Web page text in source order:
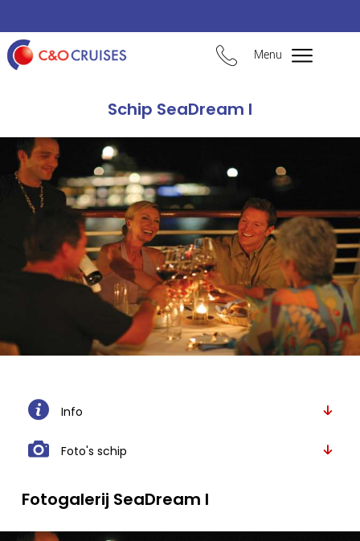
Menu
Schip SeaDream I
Info
Foto's schip
Fotogalerij SeaDream I